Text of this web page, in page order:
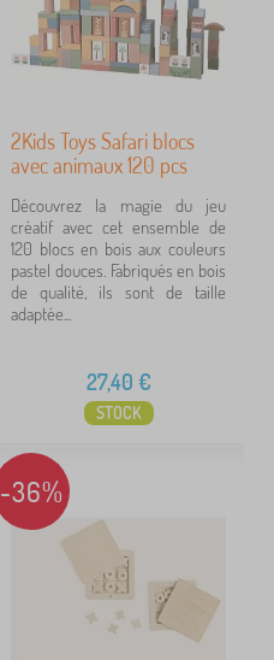
2Kids Toys Safari blocs
avec animaux 120 pcs
Découvrez la magie du jeu
créatif avec cet ensemble de
120 blocs en bois aux couleurs
pastel douces. Fabriqués en bois
de qualité, ils sont de taille
adaptée...
27,40 €
STOCK
-36%